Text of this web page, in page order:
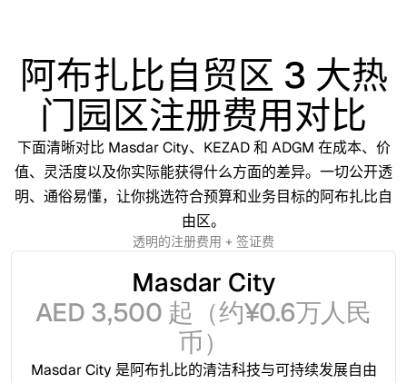
阿布扎比自贸区 3 大热
门园区注册费用对比
下面清晰对比 Masdar City、KEZAD 和 ADGM 在成本、价
值、灵活度以及你实际能获得什么方面的差异。一切公开透
明、通俗易懂，让你挑选符合预算和业务目标的阿布扎比自
由区。
透明的注册费用 + 签证费
Masdar City
AED 3,500 起（约¥0.6万人民
币）
Masdar City 是阿布扎比的清洁科技与可持续发展自由